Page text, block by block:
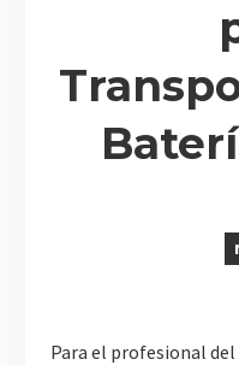
Para el profesional